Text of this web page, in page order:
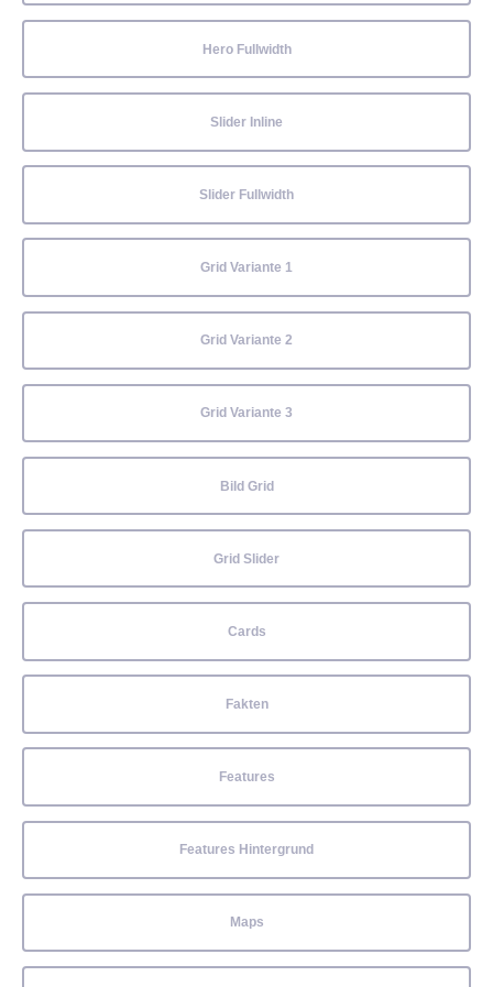
Hero Fullwidth
Slider Inline
Slider Fullwidth
Grid Variante 1
Grid Variante 2
Grid Variante 3
Bild Grid
Grid Slider
Cards
Fakten
Features
Features Hintergrund
Maps